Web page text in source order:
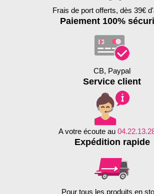
Frais de port offerts, dès 39€
Paiement 100%
CB, Paypal
Service client
A votre écoute au
Expédition rapide
Pour tous les produits en